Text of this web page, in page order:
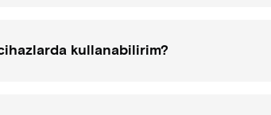
kullanabilirim?